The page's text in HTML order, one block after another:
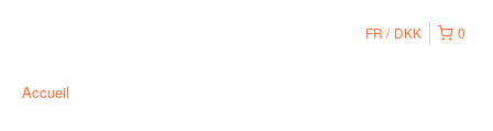
0
FR DKK
Accueil